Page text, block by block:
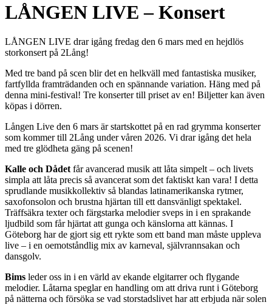
LÅNGEN LIVE – Konsert
LÅNGEN LIVE drar igång fredag den 6 mars med en hejdlös
storkonsert på 2Lång!
Med tre band på scen blir det en helkväll med fantastiska musiker,
fartfyllda framträdanden och en spännande variation. Häng med på
denna mini-festival! Tre konserter till priset av en! Biljetter kan även
köpas i dörren.
Lången Live den 6 mars är startskottet på en rad grymma konserter
som kommer till 2Lång under våren 2026. Vi drar igång det hela
med tre glödheta gäng på scenen!
Kalle och Dådet får avancerad musik att låta simpelt – och livets
simpla att låta precis så avancerat som det faktiskt kan vara! I detta
sprudlande musikkollektiv så blandas latinamerikanska rytmer,
saxofonsolon och brustna hjärtan till ett dansvänligt spektakel.
Träffsäkra texter och färgstarka melodier sveps in i en sprakande
ljudbild som får hjärtat att gunga och känslorna att kännas. I
Göteborg har de gjort sig ett rykte som ett band man måste uppleva
live – i en oemotståndlig mix av karneval, självrannsakan och
dansgolv.
Bims leder oss in i en värld av ekande elgitarrer och flygande
melodier. Låtarna speglar en handling om att driva runt i Göteborg
på nätterna och försöka se vad storstadslivet har att erbjuda när solen